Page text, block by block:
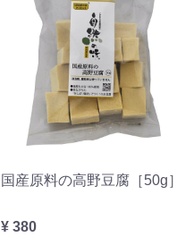
国産原料の高野豆腐［50g］
¥ 380